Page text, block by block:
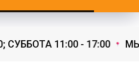
11:00 - 17:00 МЫ